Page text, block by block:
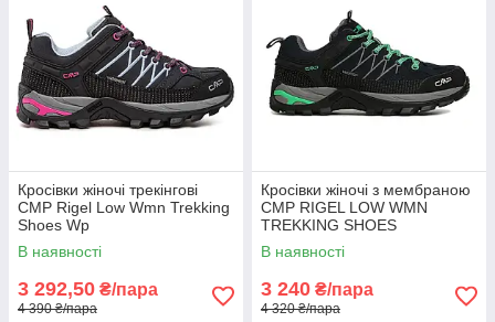
Кросівки жіночі трекінгові
CMP Rigel Low Wmn Trekking
Shoes Wp
В наявності
3 292,50 ₴/пара
4 390 ₴/пара
Кросівки жіночі з мембраною
CMP RIGEL LOW WMN
TREKKING SHOES
Waterproof
В наявності
3 240 ₴/пара
4 320 ₴/пара